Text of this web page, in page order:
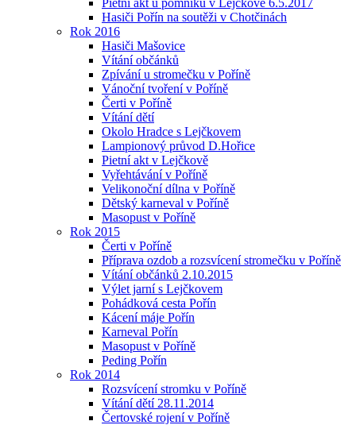
Pietní akt u pomníku v Lejčkově 6.5.2017
Hasiči Pořín na soutěži v Chotčinách
Rok 2016
Hasiči Mašovice
Vítání občánků
Zpívání u stromečku v Poříně
Vánoční tvoření v Poříně
Čerti v Poříně
Vítání dětí
Okolo Hradce s Lejčkovem
Lampionový průvod D.Hořice
Pietní akt v Lejčkově
Vyřehtávání v Poříně
Velikonoční dílna v Poříně
Dětský karneval v Poříně
Masopust v Poříně
Rok 2015
Čerti v Poříně
Příprava ozdob a rozsvícení stromečku v Poříně
Vítání občánků 2.10.2015
Výlet jarní s Lejčkovem
Pohádková cesta Pořín
Kácení máje Pořín
Karneval Pořín
Masopust v Poříně
Peding Pořín
Rok 2014
Rozsvícení stromku v Poříně
Vítání dětí 28.11.2014
Čertovské rojení v Poříně